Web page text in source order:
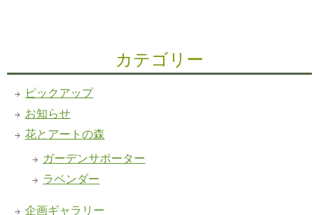
カテゴリー
ピックアップ
お知らせ
花とアートの森
ガーデンサポーター
ラベンダー
企画ギャラリー